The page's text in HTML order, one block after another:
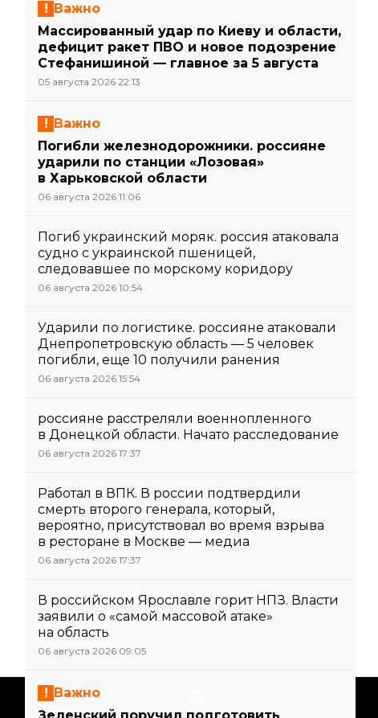
Важно
Массированный удар по Киеву и области,
дефицит ракет ПВО и новое подозрение
Стефанишиной — главное за 5 августа
05 августа 2026 22:13
Важно
Погибли железнодорожники. россияне
ударили по станции «Лозовая»
в Харьковской области
06 августа 2026 11:06
Погиб украинский моряк. россия атаковала
судно с украинской пшеницей,
следовавшее по морскому коридору
06 августа 2026 10:54
Ударили по логистике. россияне атаковали
Днепропетровскую область — 5 человек
погибли, еще 10 получили ранения
06 августа 2026 15:54
россияне расстреляли военнопленного
в Донецкой области. Начато расследование
06 августа 2026 17:37
Работал в ВПК. В россии подтвердили
смерть второго генерала, который,
вероятно, присутствовал во время взрыва
в ресторане в Москве — медиа
06 августа 2026 17:37
В российском Ярославле горит НПЗ. Власти
заявили о «самой массовой атаке»
на область
06 августа 2026 09:05
Важно